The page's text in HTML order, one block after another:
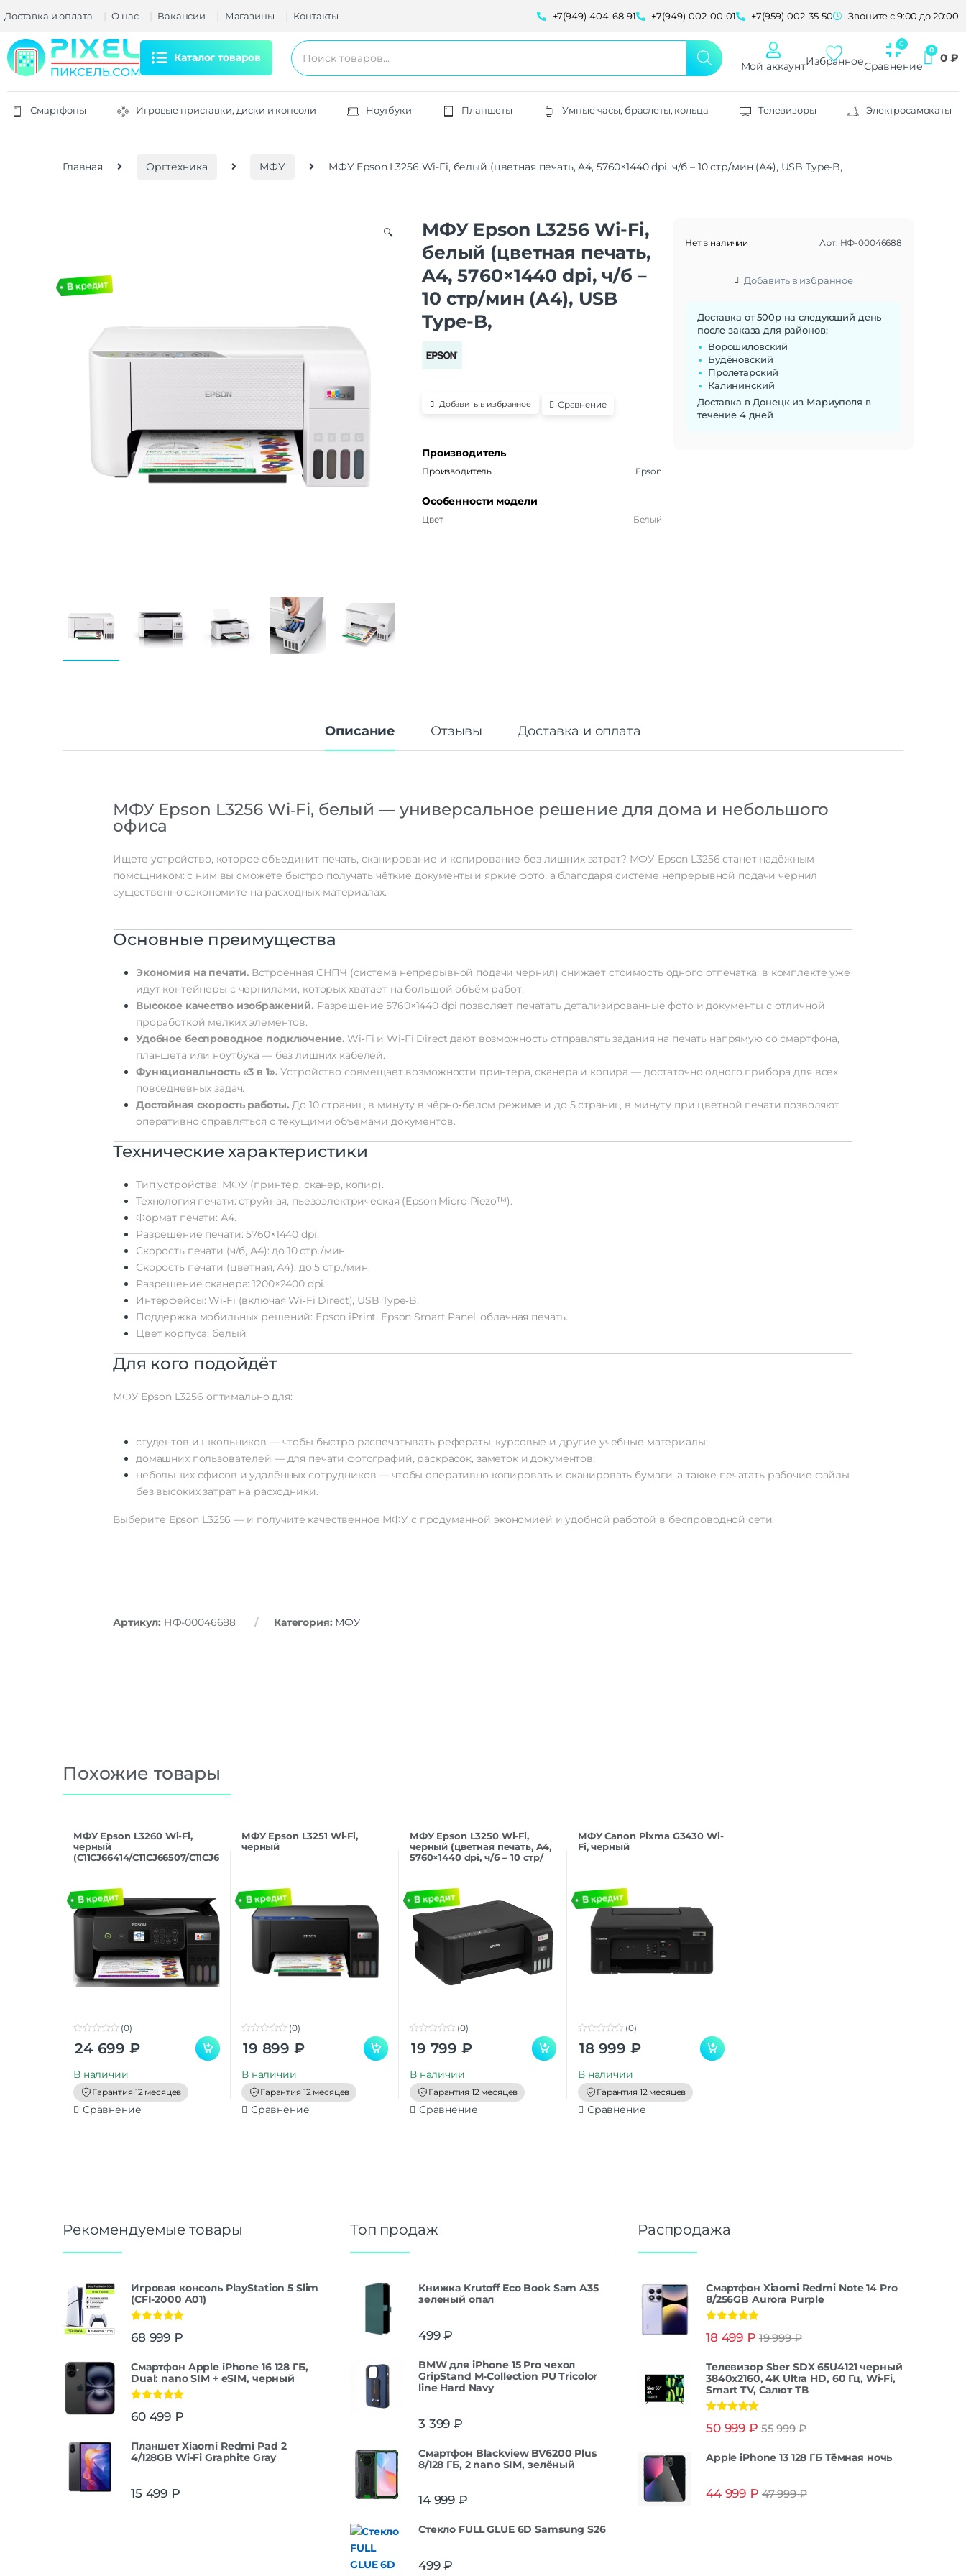
Доставка и оплата О нас Вакансии Магазины Контакты +7(949)-404-68-91 +7(949)-002-00-01 +7(959)-002-35-50 Звоните с 9:00 до 20:00
Каталог товаров
Мой аккаунтИзбранноеСравнение
0 ₽
Смартфоны Игровые приставки, диски и консоли Ноутбуки Планшеты Умные часы, браслеты, кольца Телевизоры Электросамокаты
Главная Оргтехника МФУ МФУ Epson L3256 Wi-Fi, белый (цветная печать, A4, 5760×1440 dpi, ч/б – 10 стр/мин (А4), USB Type-B,
🔍
МФУ Epson L3256 Wi-Fi,
белый (цветная печать,
A4, 5760×1440 dpi, ч/б –
10 стр/мин (А4), USB
Type-B,
Добавить в избранное Сравнение
Производитель
Производитель Epson
Особенности модели
Цвет Белый
Нет в наличии Арт. НФ-00046688
Добавить в избранное
Доставка от 500р на следующий день
после заказа для районов:
Ворошиловский
Будёновский
Пролетарский
Калининский
Доставка в Донецк из Мариуполя в
течение 4 дней
Описание Отзывы Доставка и оплата
МФУEpson L3256Wi‑Fi, белый — универсальное решение для дома и небольшого
офиса
Ищете устройство, которое объединит печать, сканирование и копирование безлишнихзатрат? МФУ Epson L3256 станетнадёжным
помощником: с ним вы сможете быстро получатьчёткие документы и яркие фото, а благодаря системе непрерывной подачи чернил
существенно сэкономите на расходных материалах.
Основные преимущества
Экономия напечати. Встроенная СНПЧ (система непрерывной подачи чернил) снижает стоимостьодного отпечатка: в комплекте уже
идутконтейнеры с чернилами, которых хватаетна большой объём работ.
Высокое качествоизображений. Разрешение 5760×1440 dpi позволяет печататьдетализированные фото и документы с отличной
проработкой мелкихэлементов.
Удобное беспроводное подключение. Wi‑Fi и Wi‑Fi Direct даютвозможность отправлятьзадания на печать напрямуюсо смартфона,
планшета или ноутбука — без лишних кабелей.
Функциональность«3 в 1». Устройство совмещаетвозможности принтера, сканера и копира — достаточно одного прибора для всех
повседневных задач.
Достойная скоростьработы. До 10страниц в минуту в чёрно‑белом режиме и до 5страниц в минуту при цветной печати позволяют
оперативно справляться с текущими объёмами документов.
Технические характеристики
Тип устройства: МФУ (принтер, сканер, копир).
Технология печати: струйная, пьезоэлектрическая (Epson Micro Piezo™).
Формат печати: А4.
Разрешение печати: 5760×1440 dpi.
Скоростьпечати (ч/б, А4): до 10стр./мин.
Скоростьпечати (цветная, А4): до 5 стр./мин.
Разрешение сканера: 1200×2400dpi.
Интерфейсы: Wi‑Fi (включая Wi‑Fi Direct), USB Type‑B.
Поддержка мобильных решений: Epson iPrint, Epson Smart Panel, облачная печать.
Цветкорпуса: белый.
Для кого подойдёт
МФУ Epson L3256 оптимально для:
студентов и школьников — чтобы быстро распечатыватьрефераты, курсовые и другие учебные материалы;
домашнихпользователей — для печати фотографий, раскрасок, заметоки документов;
небольшихофисов и удалённых сотрудников — чтобы оперативно копировать и сканировать бумаги, а также печататьрабочие файлы
безвысокихзатратна расходники.
Выберите Epson L3256 — и получите качественное МФУ с продуманной экономией и удобной работой в беспроводной сети.
Артикул: НФ-00046688 Категория: МФУ
Похожие товары
МФУ Epson L3260 Wi-Fi,
черный
(C11CJ66414/C11CJ66507/C11CJ6
o
o
(0)
24 699 ₽
В наличии
Гарантия 12 месяцев
Сравнение
МФУ Epson L3251 Wi-Fi,
черный
o
(0)
19 899 ₽
В наличии
Гарантия 12 месяцев
Сравнение
МФУ Epson L3250 Wi-Fi,
черный (цветная печать, A4,
5760×1440 dpi, ч/б – 10 стр/
o
(0)
19 799 ₽
В наличии
Гарантия 12 месяцев
Сравнение
МФУ Canon Pixma G3430 Wi-
Fi, черный
o
(0)
18 999 ₽
В наличии
Гарантия 12 месяцев
Сравнение
Рекомендуемые товары
Игровая консоль PlayStation 5 Slim
(CFI-2000 A01)
из 5
68 999 ₽
Смартфон Apple iPhone 16 128 ГБ,
Dual: nano SIM + eSIM, черный
из 5
60 499 ₽
Планшет Xiaomi Redmi Pad 2
4/128GB Wi-Fi Graphite Gray
15 499 ₽
Топ продаж
Книжка Krutoff Eco Book Sam A35
зеленый опал
499₽
BMW для iPhone 15 Pro чехол
GripStand M-Collection PU Tricolor
line Hard Navy
3 399 ₽
Смартфон Blackview BV6200 Plus
8/128 ГБ, 2 nano SIM, зелёный
14 999 ₽
Стекло FULL GLUE 6D Samsung S26
499₽
Распродажа
Смартфон Xiaomi Redmi Note 14 Pro
8/256GB Aurora Purple
из 5
18 499 ₽ 19 999₽
Телевизор Sber SDX 65U4121 черный
3840x2160, 4K Ultra HD, 60 Гц, Wi-Fi,
Smart TV, Салют ТВ
из 5
50 999 ₽ 55 999₽
Apple iPhone 13 128 ГБ Тёмная ночь
44 999 ₽ 47 999₽